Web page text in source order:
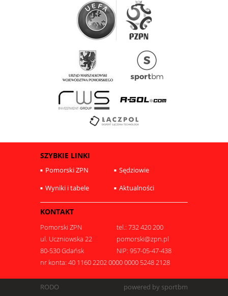
SZYBKIE LINKI
Pomorski ZPN
Sędziowie
Wyniki i tabele
Aktualności
KONTAKT
Pomorski ZPN
tel.: 732 420 200
ul. Uczniowska 22
pomorski@zpn.pl
80-530 Gdańsk
NIP: 957-05-47-438
nr konta: 40 1160 2202 0000 0000 5248 2128
RODO
powered by sportbm